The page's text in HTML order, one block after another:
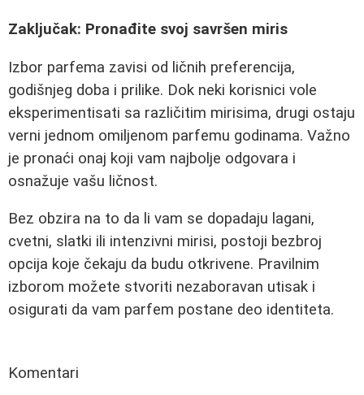
Zaključak: Pronađite svoj savršen miris
Izbor parfema zavisi od ličnih preferencija,
godišnjeg doba i prilike. Dok neki korisnici vole
eksperimentisati sa različitim mirisima, drugi ostaju
verni jednom omiljenom parfemu godinama. Važno
je pronaći onaj koji vam najbolje odgovara i
osnažuje vašu ličnost.
Bez obzira na to da li vam se dopadaju lagani,
cvetni, slatki ili intenzivni mirisi, postoji bezbroj
opcija koje čekaju da budu otkrivene. Pravilnim
izborom možete stvoriti nezaboravan utisak i
osigurati da vam parfem postane deo identiteta.
Komentari